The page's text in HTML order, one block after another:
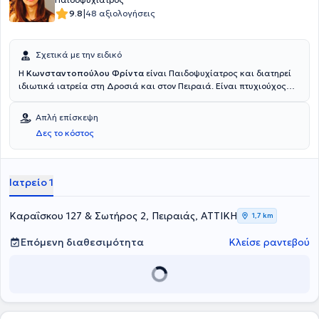
9.8|48 αξιολογήσεις
Σχετικά με την ειδικό
Η Κωνσταντοπούλου Φρίντα είναι Παιδοψυχίατρος και διατηρεί
ιδιωτικά ιατρεία στη Δροσιά και στον Πειραιά. Είναι πτυχιούχος
έχει εκπαιδευτεί στη συστημική και οικογενειακή θεραπεία στη
Μονάδα Οικογενειακής Θεραπείας του Ψυχιατρικού Νοσοκομείου
Αττικής. Επιπλέον, έχει εργαστεί στην Παιδοψυχιατρική Κλινική του
Γενικού Νοσοκομείου Πειραιά "Τζάνειο" και ασχολείται ιδιαίτερα με
παρέχει εξειδικευμένες υπηρεσίες και αντιμετωπίζει πλήθος
παθήσεων.
Απλή επίσκεψη
Δες το κόστος
Ιατρείο 1
Καραΐσκου 127 & Σωτήρος 2, Πειραιάς, ΑΤΤΙΚΗ 1,7 km
Επόμενη διαθεσιμότητα Κλείσε ραντεβού